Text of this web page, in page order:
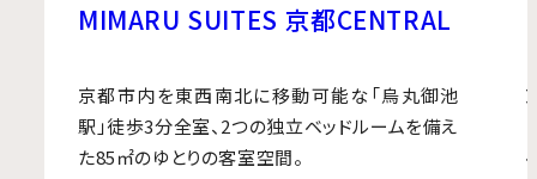
MIMARU SUITES 京都CENTRAL
京都市内を東西南北に移動可能な「烏丸御池
駅」徒歩3分全室、2つの独立ベッドルームを備え
た85㎡のゆとりの客室空間。